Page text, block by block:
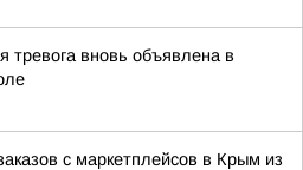
тревога вновь объявлена в
с маркетплейсов в Крым из